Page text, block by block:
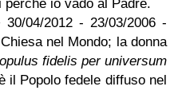
io vado al Padre.
- 23/03/2006 -
nel Mondo; la donna
fidelis per universum
il Popolo fedele diffuso nel